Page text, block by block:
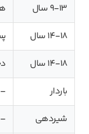
9-13 سال
14-18 سال
14-18 سال
باردار –
شیردهی –